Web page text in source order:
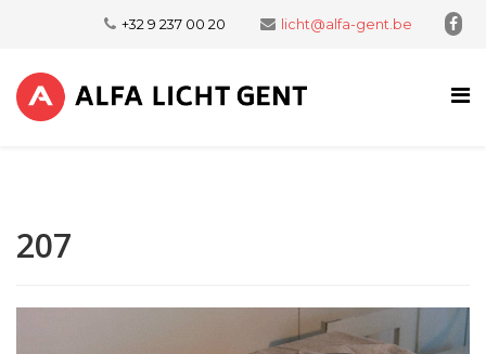
+32 9 237 00 20 licht@alfa-gent.be
207